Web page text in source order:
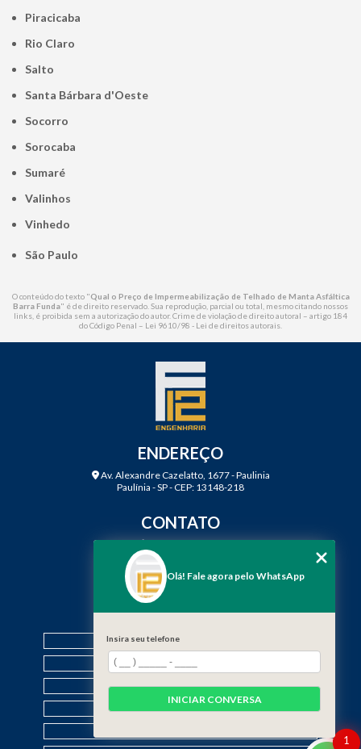
Piracicaba
Rio Claro
Salto
Santa Bárbara d'Oeste
Socorro
Sorocaba
Sumaré
Valinhos
Vinhedo
São Paulo
O conteúdo do texto "Qual o Preço de Impermeabilização de Telhado de Manta Asfáltica
Barra Funda" é de direito reservado. Sua reprodução, parcial ou total, mesmo citando nossos
links, é proibida sem a autorização do autor. Crime de violação de direito autoral – artigo 184
do Código Penal – Lei 9610/98 - Lei de direitos autorais
ENDEREÇO
Av. Alexandre Cazelatto, 1677 - Paulinia
Paulínia - SP - CEP: 13148-218
CONTATO
(19) 99968-7979
contato@f12engenharia.com.br
MENU
HOME
QUEM SOMOS
SERVIÇOS
CONTATO
1
Olá! Fale agora pelo WhatsApp
Insira seu telefone
INICIAR CONVERSA